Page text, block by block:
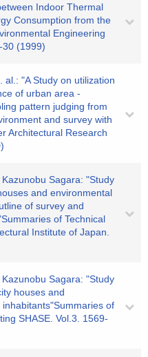
Indoor Thermal
Consumption from the
Engineering
30 (1999)
al.: "A Study on utilization
of urban area -
pattern judging from
and survey with
Architectural Research
Sagara: "Study
and environmental
of survey and
of Technical
Institute of Japan.
Sagara: "Study
houses and
of
SHASE. Vol.3. 1569-